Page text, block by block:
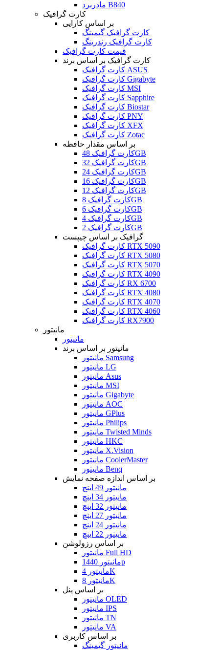
مادربرد B840
کارت گرافیک
بر اساس کارایی
کارت گرافیک گیمینگ
کارت گرافیک رندرینگ
قیمت کارت گرافیک
کارت گرافیک بر اساس برند
کارت گرافیک ASUS
کارت گرافیک Gigabyte
کارت گرافیک MSI
کارت گرافیک Sapphire
کارت گرافیک Biostar
کارت گرافیک PNY
کارت گرافیک XFX
کارت گرافیک Zotac
بر اساس مقدار حافظه
کارت گرافیک 48GB
کارت گرافیک 32GB
کارت گرافیک 24GB
کارت گرافیک 16GB
کارت گرافیک 12GB
کارت گرافیک 8GB
کارت گرافیک 6GB
کارت گرافیک 4GB
کارت گرافیک 2GB
گرافیک بر اساس چیپست
کارت گرافیک RTX 5090
کارت گرافیک RTX 5080
کارت گرافیک RTX 5070
کارت گرافیک RTX 4090
کارت گرافیک RX 6700
کارت گرافیک RTX 4080
کارت گرافیک RTX 4070
کارت گرافیک RTX 4060
کارت گرافیک RX7900
مانیتور
مانیتور
مانیتور بر اساس برند
مانیتور Samsung
مانیتور LG
مانیتور Asus
مانیتور MSI
مانیتور Gigabyte
مانیتور AOC
مانیتور GPlus
مانیتور Philips
مانیتور Twisted Minds
مانیتور HKC
مانیتور X.Vision
مانیتور CoolerMaster
مانیتور Benq
بر اساس اندازه صفحه نمایش
مانیتور 49 اینچ
مانیتور 34 اینچ
مانیتور 32 اینچ
مانیتور 27 اینچ
مانیتور 24 اینچ
مانیتور 22 اینچ
بر اساس رزولوشن
مانیتور Full HD
مانیتور 1440p
مانیتور 4K
مانیتور 8K
بر اساس پنل
مانیتور OLED
مانیتور IPS
مانیتور TN
مانیتور VA
بر اساس کاربری
مانیتور گیمینگ